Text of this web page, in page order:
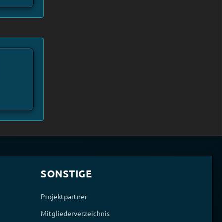
SONSTIGE
Projektpartner
Mitgliederverzeichnis